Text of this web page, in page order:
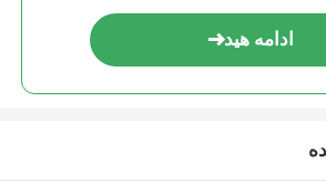
ادامه هید